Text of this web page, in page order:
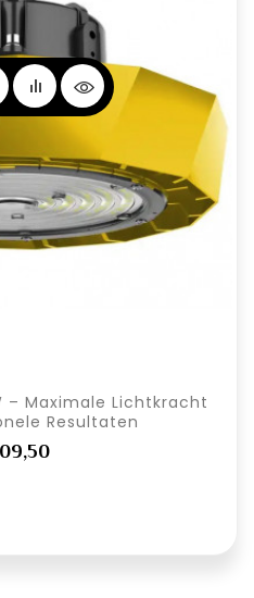
– Maximale Lichtkracht
Resultaten